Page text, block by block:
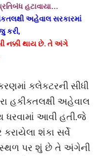
હટાવાયા…
અહેવાલ સરકારમાં
કરી,
નક્કી થાય છે. તે અંગે
કલેકટરની સીધી
હકીકતલક્ષી અહેવાલ
ધરવામાં આવી હતી.જે
કરાયેલા શંકા સર્વે
સ્થળ પર શું છે તે અંગેની